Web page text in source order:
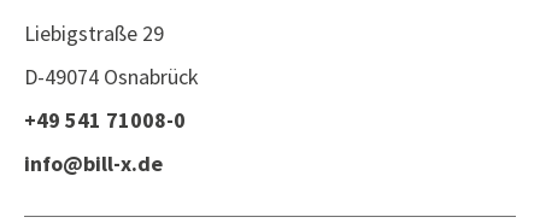
Liebigstraße 29
D-49074 Osnabrück
+49 541 71008-0
info@bill-x.de